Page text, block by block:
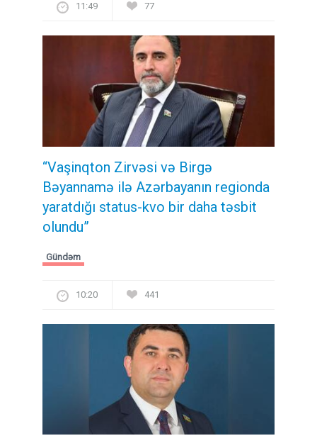
11:49 77
“Vaşinqton Zirvəsi və Birgə
Bəyannamə ilə Azərbayanın regionda
yaratdığı status-kvo bir daha təsbit
olundu”
Gündəm
10:20 441